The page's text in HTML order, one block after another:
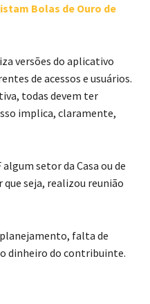
Bolas de Ouro de
versões do aplicativo
de acessos e usuários.
todas devem ter
implica, claramente,
setor da Casa ou de
seja, realizou reunião
falta de
dinheiro do contribuinte.